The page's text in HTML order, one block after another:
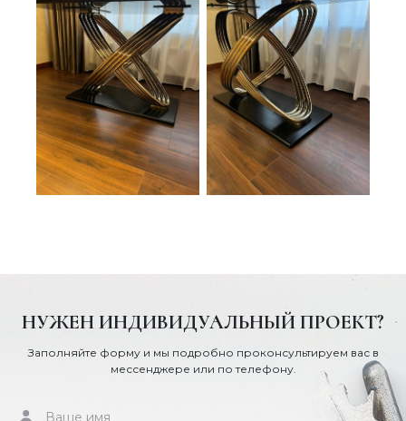
НУЖЕН ИНДИВИДУАЛЬНЫЙ ПРОЕКТ?
Заполняйте форму и мы подробно проконсультируем вас в
мессенджере или по телефону.